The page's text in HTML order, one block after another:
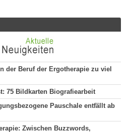
der Beruf der Ergotherapie zu viel
75 Bildkarten Biografiearbeit
Pauschale entfällt ab
Zwischen Buzzwords,